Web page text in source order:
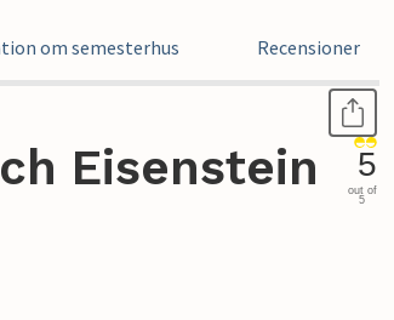
om semesterhus Recensioner
Eisenstein
5
out of
5